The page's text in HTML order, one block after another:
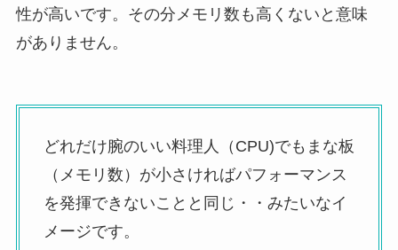
性が高いです。その分メモリ数も高くないと意味
がありません。
どれだけ腕のいい料理人（CPU)でもまな板
（メモリ数）が小さければパフォーマンス
を発揮できないことと同じ・・みたいなイ
メージです。